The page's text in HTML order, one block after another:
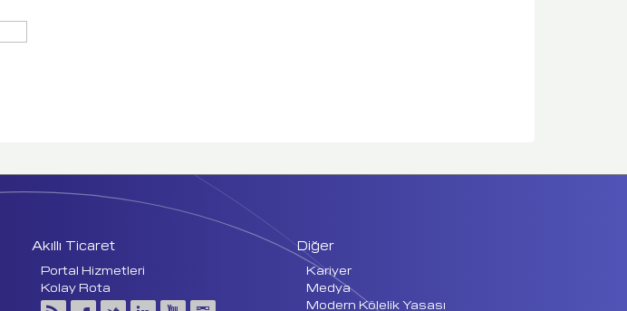
Akıllı Ticaret
Portal Hizmetleri
Kolay Rota
Diğer
Kariyer
Medya
Modern Kölelik Yasası